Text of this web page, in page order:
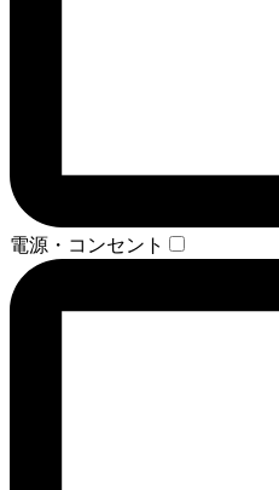
電源・コンセント